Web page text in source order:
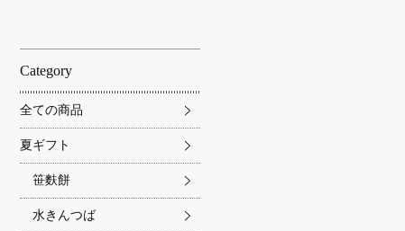
Category
全ての商品
夏ギフト
笹麩餅
水きんつば